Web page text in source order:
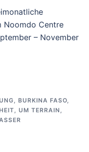
Noomdo Centre
– November
, BURKINA FASO,
, UM TERRAIN ,